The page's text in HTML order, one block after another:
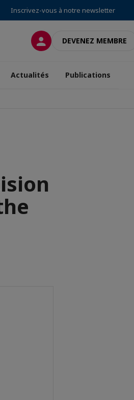
Inscrivez-vous à notre newsletter
CONNEXIONDEVENEZ MEMBRE
Actualités Publications